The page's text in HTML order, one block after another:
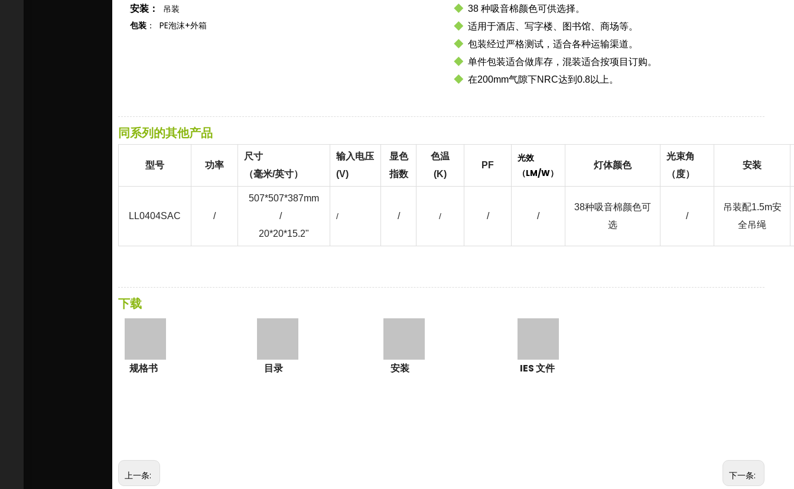
安装：
吊装
包装 ： PE泡沫+外箱
◆38 种吸音棉颜色可供选择。
◆适用于酒店、写字楼、图书馆、商场等。
◆包装经过严格测试，适合各种运输渠道。
◆单件包装适合做库存，混装适合按项目订购。
◆在200mm气隙下NRC达到0.8以上。
同系列的其他产品
型号 功率
尺寸
（毫米/英寸）
输入电压
(V)
显色
指数
色温
(K)
PF
光效
（LM/W）
灯体颜色
光束角
（度）
安装
LL0404SAC /
507*507*387mm
/
20*20*15.2"
/ / / / /
38种吸音棉颜色可
选
/
吊装配1.5m安
全吊绳
下载
规格书 目录 安装 IES 文件
上一条: 下一条: